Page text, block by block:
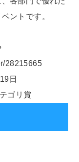
ントです。
28215665
日
ゴリ賞